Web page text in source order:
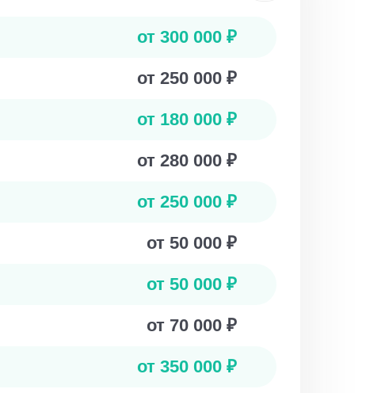
от 300 000 ₽
от 250 000 ₽
от 180 000 ₽
от 280 000 ₽
от 250 000 ₽
от 50 000 ₽
от 50 000 ₽
от 70 000 ₽
от 350 000 ₽